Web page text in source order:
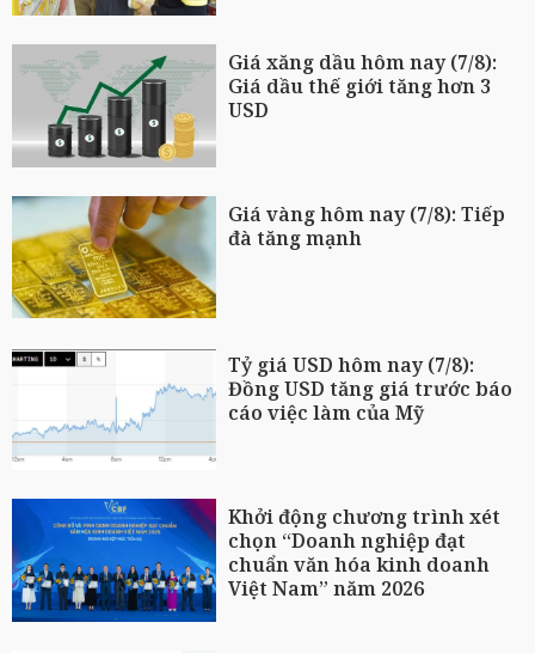
Giá xăng dầu hôm nay (7/8):
Giá dầu thế giới tăng hơn 3
USD
Giá vàng hôm nay (7/8): Tiếp
đà tăng mạnh
Tỷ giá USD hôm nay (7/8):
Đồng USD tăng giá trước báo
cáo việc làm của Mỹ
Khởi động chương trình xét
chọn “Doanh nghiệp đạt
chuẩn văn hóa kinh doanh
Việt Nam” năm 2026